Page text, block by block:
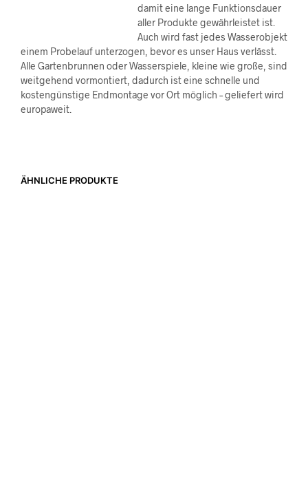
damit eine lange Funktionsdauer
aller Produkte gewährleistet ist.
Auch wird fast jedes Wasserobjekt
einem Probelauf unterzogen, bevor es unser Haus verlässt.
Alle Gartenbrunnen oder Wasserspiele, kleine wie große, sind
weitgehend vormontiert, dadurch ist eine schnelle und
kostengünstige Endmontage vor Ort möglich – geliefert wird
europaweit.
ÄHNLICHE PRODUKTE